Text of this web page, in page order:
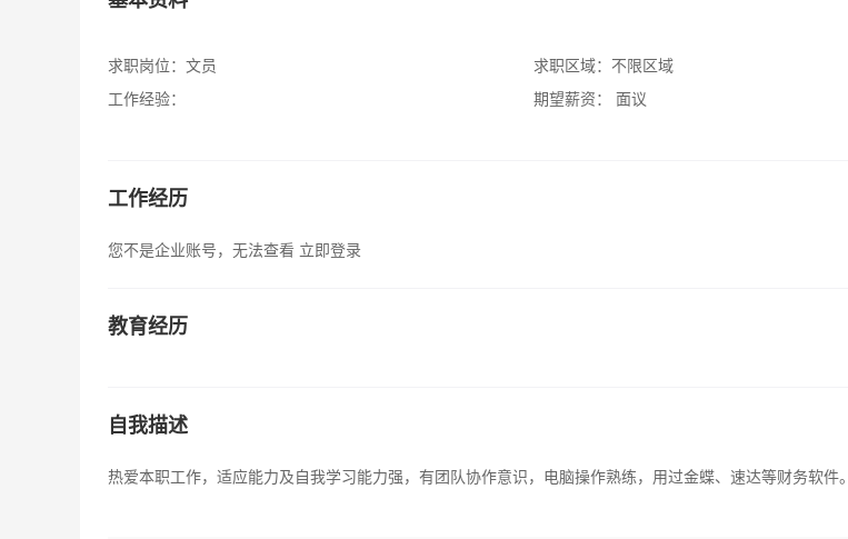
求职岗位： 文员
工作经验：
求职区域： 不限区域
期望薪资：
面议
工作经历
您不是企业账号，无法查看 立即登录
教育经历
自我描述
热爱本职工作，适应能力及自我学习能力强，有团队协作意识，电脑操作熟练，用过金蝶、速达等财务软件。